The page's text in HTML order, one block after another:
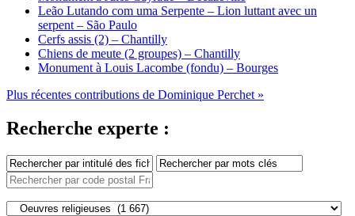
Leão Lutando com uma Serpente – Lion luttant avec un
serpent – São Paulo
Cerfs assis (2) – Chantilly
Chiens de meute (2 groupes) – Chantilly
Monument à Louis Lacombe (fondu) – Bourges
Plus récentes contributions de Dominique Perchet »
Recherche experte :